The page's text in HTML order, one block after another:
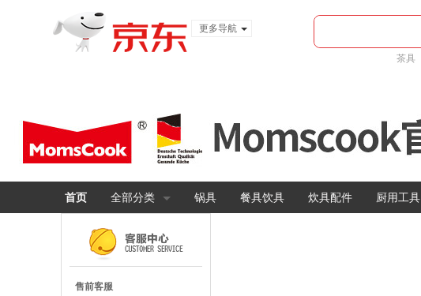
更多导航
茶具
首页 全部分类 锅具 餐具饮具 炊具配件 厨用工具
售前客服